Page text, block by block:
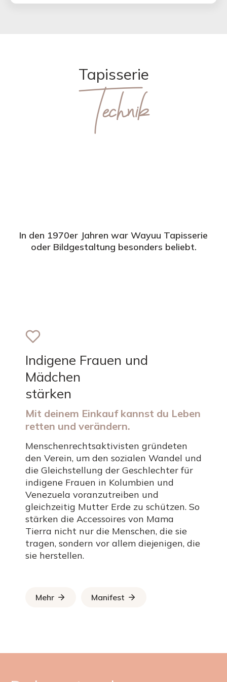
Tapisserie
Technik
In den 1970er Jahren war Wayuu Tapisserie
oder Bildgestaltung besonders beliebt.
Indigene Frauen und
Mädchen
stärken
Mit deinem Einkauf kannst du Leben
retten und verändern.
Menschenrechtsaktivisten gründeten
den Verein, um den sozialen Wandel und
die Gleichstellung der Geschlechter für
indigene Frauen in Kolumbien und
Venezuela voranzutreiben und
gleichzeitig Mutter Erde zu schützen. So
stärken die Accessoires von Mama
Tierra nicht nur die Menschen, die sie
tragen, sondern vor allem diejenigen, die
sie herstellen.
Mehr Manifest